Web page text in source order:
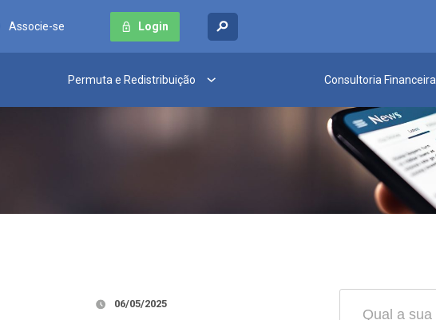
Associe-se Login
Permuta e Redistribuição Consultoria Financeira
06/05/2025